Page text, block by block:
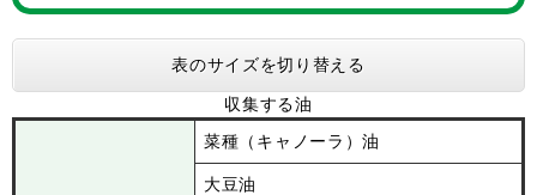
表のサイズを切り替える
収集する油
菜種（キャノーラ）油
大豆油